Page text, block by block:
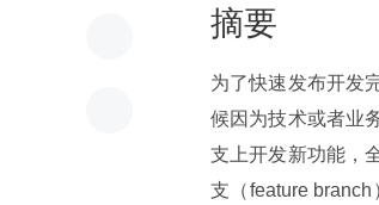
摘要
为了快速发布开发
候因为技术或者业
支上开发新功能，
支（feature